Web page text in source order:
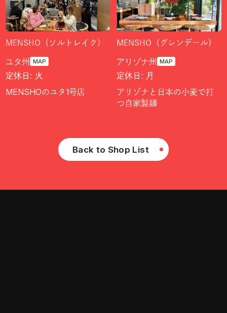
MENSHO（ソルトレイク）
ユタ州 MAP
定休日: 火
MENSHOのユタ1号店
MENSHO（グレンデール）
アリゾナ州 MAP
定休日: 月
アリゾナと日本の小麦で打
つ自家製麺
Back to Shop List